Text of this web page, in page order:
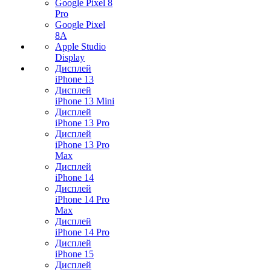
Google Pixel 8
Pro
Google Pixel
8A
Apple Studio
Display
Дисплей
iPhone 13
Дисплей
iPhone 13 Mini
Дисплей
iPhone 13 Pro
Дисплей
iPhone 13 Pro
Max
Дисплей
iPhone 14
Дисплей
iPhone 14 Pro
Max
Дисплей
iPhone 14 Pro
Дисплей
iPhone 15
Дисплей